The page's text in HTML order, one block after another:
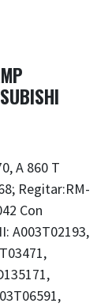
A 860 T
Regitar:RM-
Con
A003T02193,